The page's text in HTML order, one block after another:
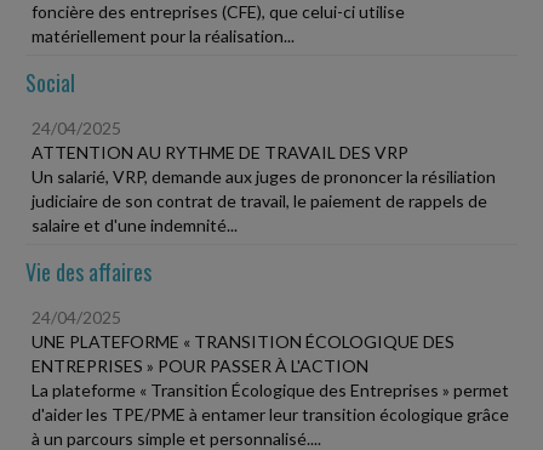
foncière des entreprises (CFE), que celui-ci utilise
matériellement pour la réalisation...
Social
24/04/2025
ATTENTION AU RYTHME DE TRAVAIL DES VRP
Un salarié, VRP, demande aux juges de prononcer la résiliation
judiciaire de son contrat de travail, le paiement de rappels de
salaire et d'une indemnité...
Vie des affaires
24/04/2025
UNE PLATEFORME « TRANSITION ÉCOLOGIQUE DES
ENTREPRISES » POUR PASSER À L'ACTION
La plateforme « Transition Écologique des Entreprises » permet
d'aider les TPE/PME à entamer leur transition écologique grâce
à un parcours simple et personnalisé....